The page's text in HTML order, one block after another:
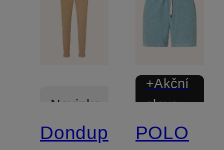
Novinka
Dondup
+Akční
sleva
POLO